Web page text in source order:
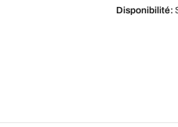
Disponibilité: